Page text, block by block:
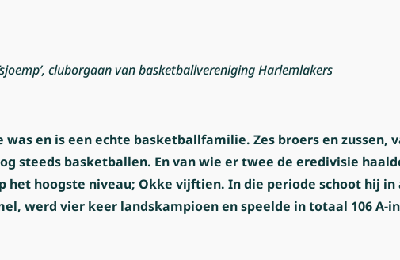
cluborgaan van basketballvereniging Harlemlakers
was en is een echte basketballfamilie. Zes broers en zussen,
steeds basketballen. En van wie er twee de eredivisie
het hoogste niveau; Okke vijftien. In die periode schoot hij
werd vier keer landskampioen en speelde in totaal 106 A-